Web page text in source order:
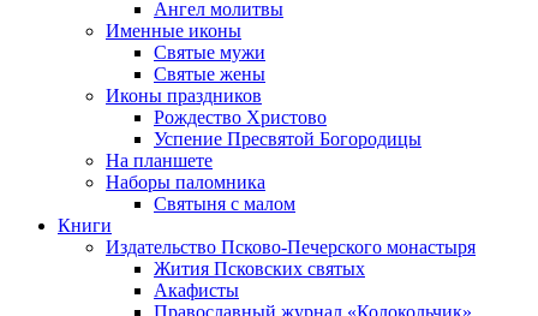
Ангел молитвы
Именные иконы
Святые мужи
Святые жены
Иконы праздников
Рождество Христово
Успение Пресвятой Богородицы
На планшете
Наборы паломника
Святыня с малом
Книги
Издательство Псково-Печерского монастыря
Жития Псковских святых
Акафисты
Православный журнал «Колокольчик»